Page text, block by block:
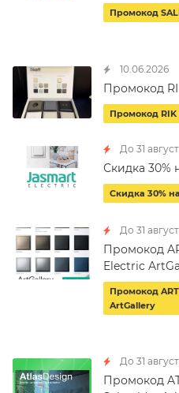
Промокод
10.06.2026
Промокод
Промокод RIK
До 31
Скидка 30%
Скидка 30%
До 31
Промокод
Electric
Промокод
ArtGallery
До 31
Промокод